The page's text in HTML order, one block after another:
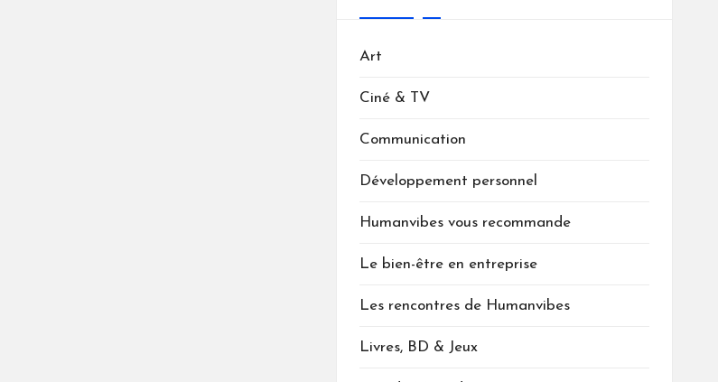
Art
Ciné & TV
Communication
Développement personnel
Humanvibes vous recommande
Le bien-être en entreprise
Les rencontres de Humanvibes
Livres, BD & Jeux